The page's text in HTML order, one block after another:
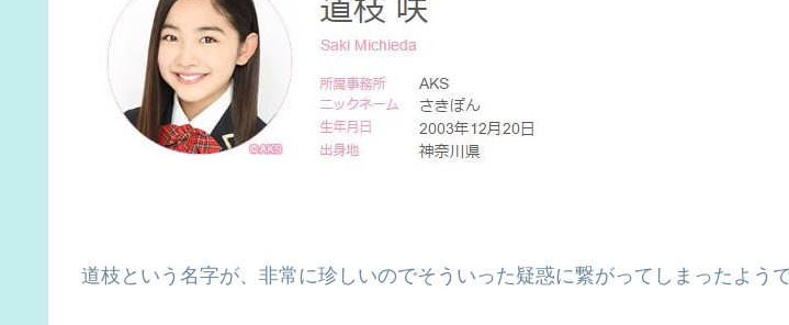
道枝という名字が、非常に珍しいのでそういった疑惑に繋がってしまったようで